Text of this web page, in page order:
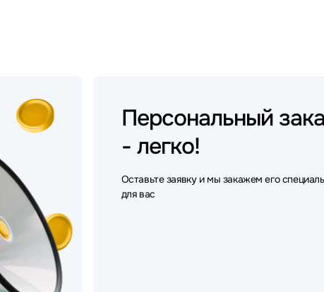
Персональный
- легко!
Оставьте заявку и мы закажем его
для вас